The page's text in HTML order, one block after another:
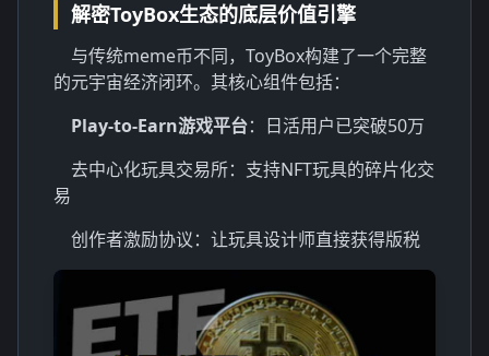
解密ToyBox生态的底层价值引擎
与传统meme币不同，ToyBox构建了一个完整
的元宇宙经济闭环。其核心组件包括：
Play-to-Earn游戏平台：日活用户已突破50万
去中心化玩具交易所：支持NFT玩具的碎片化交
易
创作者激励协议：让玩具设计师直接获得版税